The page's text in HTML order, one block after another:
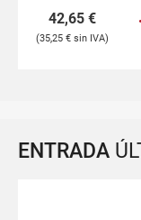
42,65 €
35,25 €
ENTRADA